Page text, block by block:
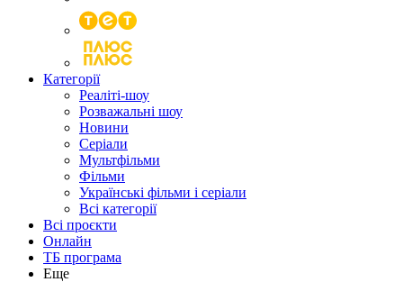
Категорії
Реаліті-шоу
Розважальні шоу
Новини
Серіали
Мультфільми
Фільми
Українські фільми і серіали
Всі категорії
Всі проєкти
Онлайн
ТБ програма
Еще